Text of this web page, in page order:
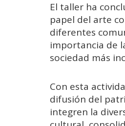
El taller ha
papel del arte
diferentes
importancia de
sociedad más
Con esta
difusión del
integren la